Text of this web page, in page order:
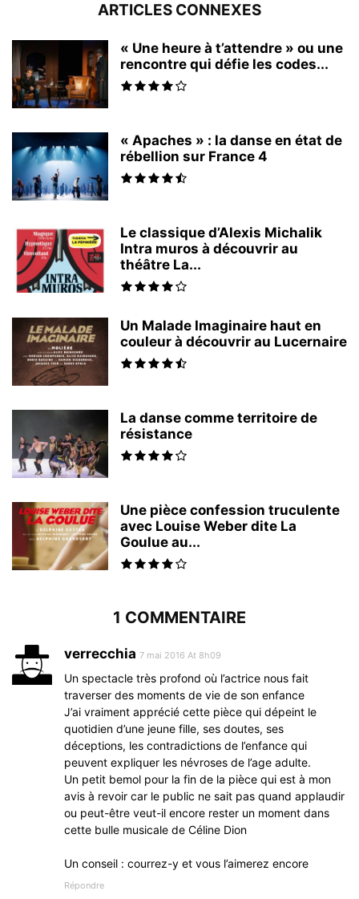
ARTICLES CONNEXES
« Une heure à t’attendre » ou une
rencontre qui défie les codes...
« Apaches » : la danse en état de
rébellion sur France 4
Le classique d’Alexis Michalik
Intra muros à découvrir au
théâtre La...
Un Malade Imaginaire haut en
couleur à découvrir au Lucernaire
La danse comme territoire de
résistance
Une pièce confession truculente
avec Louise Weber dite La
Goulue au...
1 COMMENTAIRE
verrecchia 7 mai 2016 At 8h09
Un spectacle très profond où l’actrice nous fait
traverser des moments de vie de son enfance
J’ai vraiment apprécié cette pièce qui dépeint le
quotidien d’une jeune fille, ses doutes, ses
déceptions, les contradictions de l’enfance qui
peuvent expliquer les névroses de l’age adulte.
Un petit bemol pour la fin de la pièce qui est à mon
avis à revoir car le public ne sait pas quand applaudir
ou peut-être veut-il encore rester un moment dans
cette bulle musicale de Céline Dion
Un conseil : courrez-y et vous l’aimerez encore
Répondre